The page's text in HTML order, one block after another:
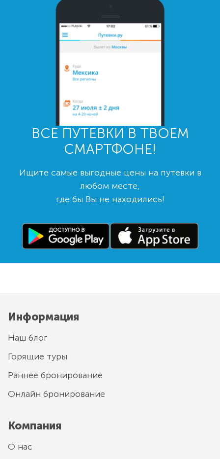
ВСЕ ПУТЕВКИ В ТВОЕМ
СМАРТФОНЕ!
Ищите самые выгодные цены на путевки в
любом месте,
где бы Вы не находились!
Информация
Наш блог
Горящие туры
Раннее бронирование
Онлайн бронирование
Компания
О нас